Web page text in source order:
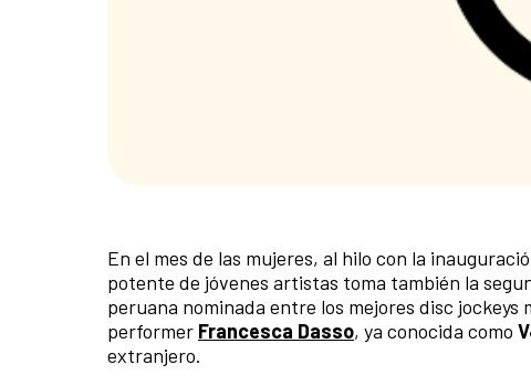
En el mes de las mujeres, al hilo con la
potente de jóvenes artistas toma también la
peruana nominada entre los mejores disc
performer Francesca Dasso, ya conocida como
extranjero.